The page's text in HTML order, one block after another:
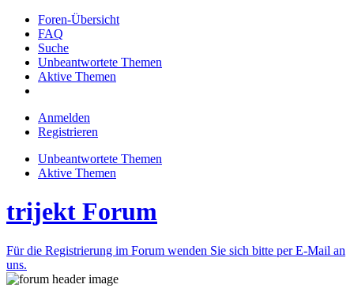
Foren-Übersicht
FAQ
Suche
Unbeantwortete Themen
Aktive Themen
Anmelden
Registrieren
Unbeantwortete Themen
Aktive Themen
trijekt Forum
Für die Registrierung im Forum wenden Sie sich bitte per E-Mail an
uns.